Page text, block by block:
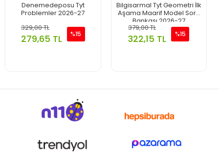
Denemedeposu Tyt
Problemler 2026-27
329,00 TL
279,65 TL %15
Bilgisarmal Tyt Geometri İlk
Aşama Maarif Model Soru
Bankası 2026-27
379,00 TL
322,15 TL %15